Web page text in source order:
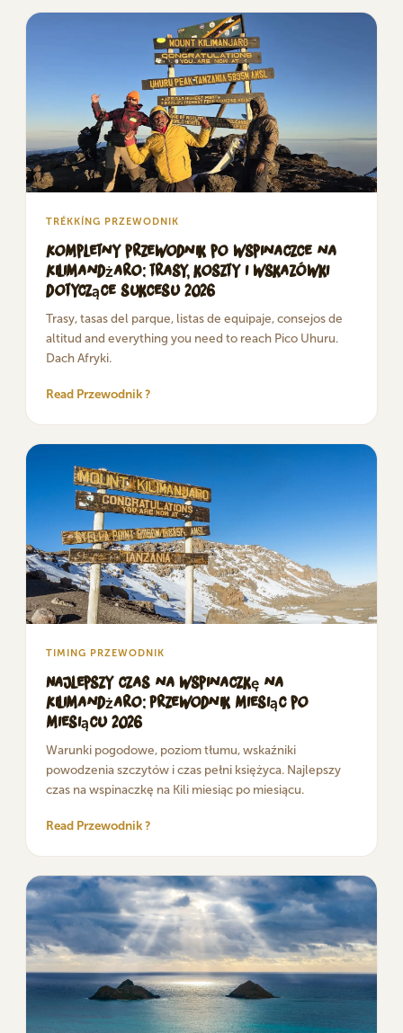
TRÉKKÍNG PRZEWODNIK
Kompletny przewodnik po wspinaczce na
Kilimandżaro: trasy, koszty i wskazówki
dotyczące sukcesu 2026
Trasy, tasas del parque, listas de equipaje, consejos de
altitud and everything you need to reach Pico Uhuru.
Dach Afryki.
Read Przewodnik ?
TIMING PRZEWODNIK
Najlepszy czas na wspinaczkę na
Kilimandżaro: Przewodnik miesiąc po
miesiącu 2026
Warunki pogodowe, poziom tłumu, wskaźniki
powodzenia szczytów i czas pełni księżyca. Najlepszy
czas na wspinaczkę na Kili miesiąc po miesiącu.
Read Przewodnik ?